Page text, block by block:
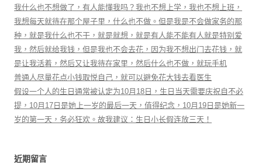
我什么也不想做了，有人能懂我吗？我也不想上学，我也不想上班，
我想每天就待在那个屋子里，什么也不做。但是我是不会做家务的那
种，就是我什么也不干，就是就想，就是有人能不能有人就是特别爱
我，然后就给我钱，但是我也不会去花，因为我不想出门去花钱，就
是让我活着，然后又让我待在家里，然后什么也不做，就玩手机
普通人尽量花点小钱取悦自己，就可以避免花大钱去看医生
假设一个人的生日通常被认定为10月18日，生日当天需要庆祝自不必
提，10月17日是她上一岁的最后一天，值得纪念，10月19日是她新一
岁的第一天，务必狂欢。故我建议：生日小长假连放三天！
近期留言